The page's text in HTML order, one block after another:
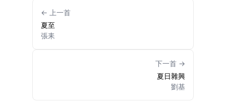
← 上一首
夏至
張耒
下一首 →
夏日雜興
劉基